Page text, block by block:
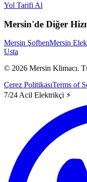
Yol Tarifi Al
Mersin'de Diğer
Mersin ŞofbenMersin
Usta
© 2026 Mersin Klimacı.
Çerez PolitikasıTerms of
7/24 Acil Elektrikçi ⚡